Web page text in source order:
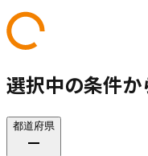
選択中の条件か
都道府県